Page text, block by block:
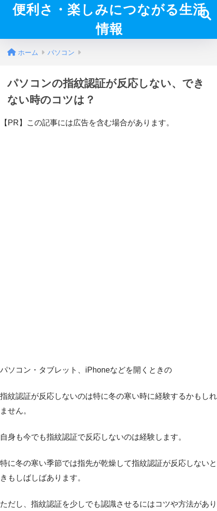
便利さ・楽しみにつながる生活
情報
ホーム パソコン
パソコンの指紋認証が反応しない、でき
ない時のコツは？
【PR】この記事には広告を含む場合があります。
パソコン・タブレット、iPhoneなどを開くときの
指紋認証が反応しないのは特に冬の寒い時に経験するかもしれ
ません。
自身も今でも指紋認証で反応しないのは経験します。
特に冬の寒い季節では指先が乾燥して指紋認証が反応しないと
きもしばしばあります。
ただし、指紋認証を少しでも認識させるにはコツや方法があり